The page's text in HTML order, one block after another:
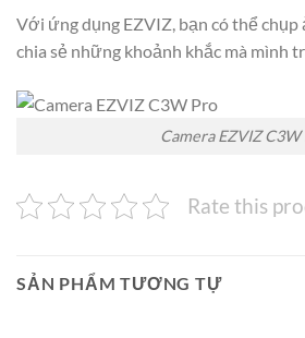
Với ứng dụng EZVIZ, bạn có thể
chia sẻ những khoảnh khắc mà mình
Camera EZVIZ C3W
Rate this
SẢN PHẨM TƯƠNG TỰ